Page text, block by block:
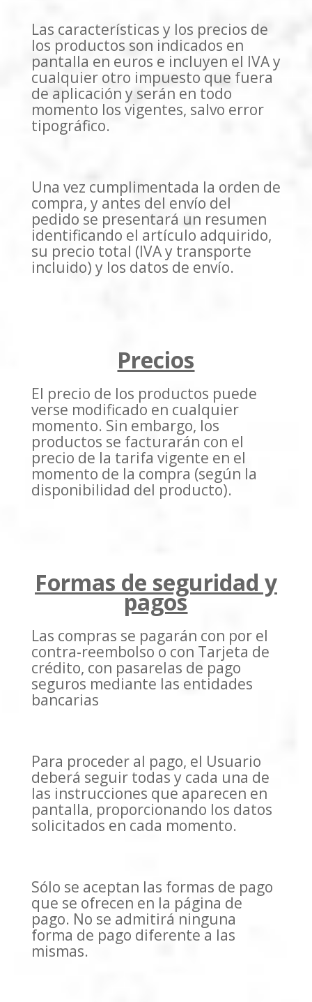
Las características y los precios de
los productos son indicados en
pantalla en euros e incluyen el IVA y
cualquier otro impuesto que fuera
de aplicación y serán en todo
momento los vigentes, salvo error
tipográfico.
Una vez cumplimentada la orden de
compra, y antes del envío del
pedido se presentará un resumen
identificando el artículo adquirido,
su precio total (IVA y transporte
incluido) y los datos de envío.
Precios
El precio de los productos puede
verse modificado en cualquier
momento. Sin embargo, los
productos se facturarán con el
precio de la tarifa vigente en el
momento de la compra (según la
disponibilidad del producto).
Formas de seguridad y
pagos
Las compras se pagarán con por el
contra-reembolso o con Tarjeta de
crédito, con pasarelas de pago
seguros mediante las entidades
bancarias
Para proceder al pago, el Usuario
deberá seguir todas y cada una de
las instrucciones que aparecen en
pantalla, proporcionando los datos
solicitados en cada momento.
Sólo se aceptan las formas de pago
que se ofrecen en la página de
pago. No se admitirá ninguna
forma de pago diferente a las
mismas.